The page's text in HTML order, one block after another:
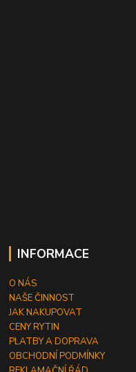
INFORMACE
O NÁS
NAŠE ČINNOST
JAK NAKUPOVAT
CENY RYTIN
PLATBY A DOPRAVA
OBCHODNÍ PODMÍNKY